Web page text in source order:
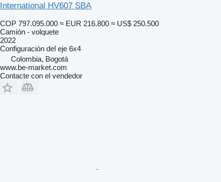
International HV607 SBA
COP 797.095.000 ≈ EUR 216.800 ≈ US$ 250.500
Camión - volquete
2022
Configuración del eje 6x4
Colombia, Bogotá
www.be-market.com
Contacte con el vendedor